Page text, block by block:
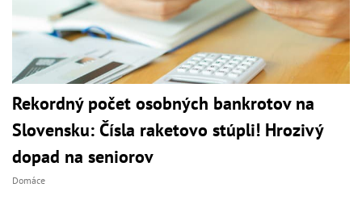
Rekordný počet osobných bankrotov na
Slovensku: Čísla raketovo stúpli! Hrozivý
dopad na seniorov
Domáce